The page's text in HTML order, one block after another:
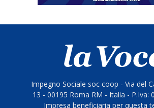
Impegno Sociale soc coop - Via del
13 - 00195 Roma RM - Italia - P.Iva:
Impresa beneficiaria per questa